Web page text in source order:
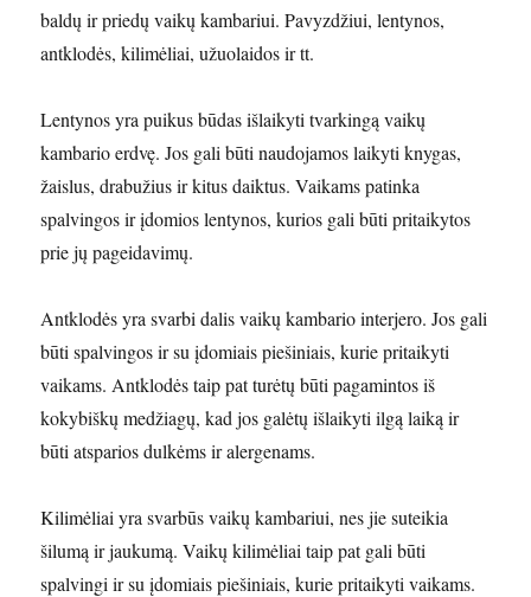
baldų ir priedų vaikų kambariui. Pavyzdžiui, lentynos,
antklodės, kilimėliai, užuolaidos ir tt.
Lentynos yra puikus būdas išlaikyti tvarkingą vaikų
kambario erdvę. Jos gali būti naudojamos laikyti knygas,
žaislus, drabužius ir kitus daiktus. Vaikams patinka
spalvingos ir įdomios lentynos, kurios gali būti pritaikytos
prie jų pageidavimų.
Antklodės yra svarbi dalis vaikų kambario interjero. Jos gali
būti spalvingos ir su įdomiais piešiniais, kurie pritaikyti
vaikams. Antklodės taip pat turėtų būti pagamintos iš
kokybiškų medžiagų, kad jos galėtų išlaikyti ilgą laiką ir
būti atsparios dulkėms ir alergenams.
Kilimėliai yra svarbūs vaikų kambariui, nes jie suteikia
šilumą ir jaukumą. Vaikų kilimėliai taip pat gali būti
spalvingi ir su įdomiais piešiniais, kurie pritaikyti vaikams.